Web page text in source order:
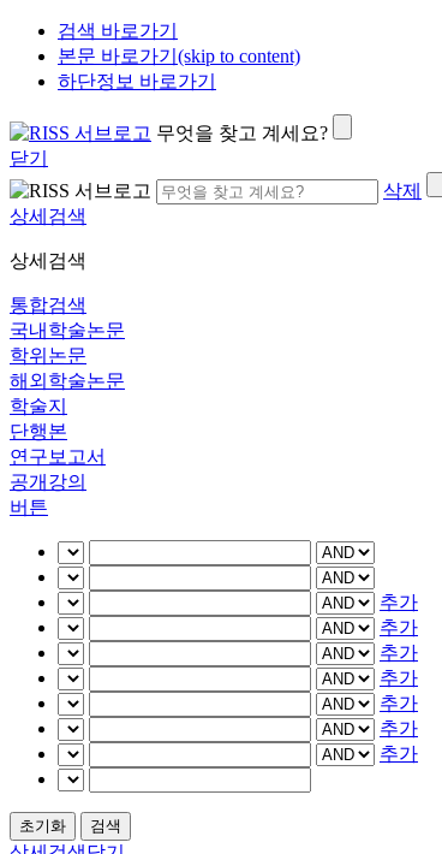
검색 바로가기
본문 바로가기(skip to content)
하단정보 바로가기
무엇을 찾고 계세요?
닫기
삭제
상세검색
상세검색
통합검색
국내학술논문
학위논문
해외학술논문
학술지
단행본
연구보고서
공개강의
버튼
추가
추가
추가
추가
추가
추가
추가